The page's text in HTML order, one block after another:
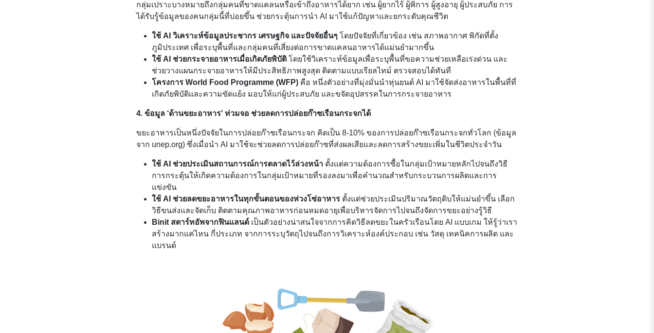
กลุ่มเปราะบางหมายถึงกลุ่มคนที่ขาดแคลนหรือเข้าถึงอาหารได้ยาก เช่น ผู้ยากไร้ ผู้พิการ ผู้สูงอายุ ผู้ประสบภัย การ
ได้รับรู้ข้อมูลของคนกลุ่มนี้ที่บ่อยขึ้น ช่วยกระตุ้นการนำ AI มาใช้แก้ปัญหาและยกระดับคุณชีวิต
ใช้ AI วิเคราะห์ข้อมูลประชากร เศรษฐกิจ และปัจจัยอื่นๆ โดยปัจจัยที่เกี่ยวข้อง เช่น สภาพอากาศ พิกัดที่ตั้ง
ภูมิประเทศ เพื่อระบุพื้นที่และกลุ่มคนที่เสี่ยงต่อการขาดแคลนอาหารได้แม่นยำมากขึ้น
ใช้ AI ช่วยกระจายอาหารเมื่อเกิดภัยพิบัติ โดยใช้วิเคราะห์ข้อมูลเพื่อระบุพื้นที่ขอความช่วยเหลือเร่งด่วน และ
ช่วยวางแผนกระจายอาหารให้มีประสิทธิภาพสูงสุด ติดตามแบบเรียลไทม์ ตรวจสอบได้ทันที
โครงการ World Food Programme (WFP) คือ หนึ่งตัวอย่างที่มุ่งมั่นนำหุ่นยนต์ AI มาใช้จัดส่งอาหารในพื้นที่ที่
เกิดภัยพิบัติและความขัดแย้ง มอบให้แก่ผู้ประสบภัย และขจัดอุปสรรคในการกระจายอาหาร
4. ข้อมูล ‘ด้านขยะอาหาร’ ท่วมจอ ช่วยลดการปล่อยก๊าซเรือนกระจกได้
ขยะอาหารเป็นหนึ่งปัจจัยในการปล่อยก๊าซเรือนกระจก คิดเป็น 8-10% ของการปล่อยก๊าซเรือนกระจกทั่วโลก (ข้อมูล
จาก unep.org) ซึ่งเมื่อนำ AI มาใช้จะช่วยลดการปล่อยก๊าซที่ส่งผลเสียและลดการสร้างขยะเพิ่มในชีวิตประจำวัน
ใช้ AI ช่วยประเมินสถานการณ์การตลาดไว้ล่วงหน้า ตั้งแต่ความต้องการซื้อในกลุ่มเป้าหมายหลักไปจนถึงวิธี
การกระตุ้นให้เกิดความต้องการในกลุ่มเป้าหมายที่รองลงมาเพื่อคำนวณสำหรับกระบวนการผลิตและการ
แข่งขัน
ใช้ AI ช่วยลดขยะอาหารในทุกขั้นตอนของห่วงโซ่อาหาร ตั้งแต่ช่วยประเมินปริมาณวัตถุดิบให้แม่นยำขึ้น เลือก
วิธีขนส่งและจัดเก็บ ติดตามคุณภาพอาหารก่อนหมดอายุเพื่อบริหารจัดการไปจนถึงจัดการขยะอย่างรู้วิธี
Binit สตาร์ทอัพจากฟินแลนด์ เป็นตัวอย่างน่าสนใจจากการคิดวิธีลดขยะในครัวเรือนโดย AI แบบเกม ให้รู้ว่าเรา
สร้างมากแค่ไหน กี่ประเภท จากการระบุวัตถุไปจนถึงการวิเคราะห์องค์ประกอบ เช่น วัสดุ เทคนิคการผลิต และ
แบรนด์